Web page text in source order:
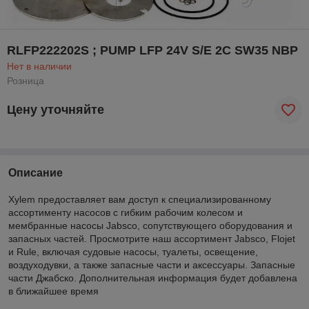
RLFP222202S ; PUMP LFP 24V S/E 2C SW35 NBP
Нет в наличии
Розница
Цену уточняйте
Описание
Xylem предоставляет вам доступ к специализированному
ассортименту насосов с гибким рабочим колесом и
мембранные насосы Jabsco, сопутствующего оборудования и
запасных частей. Просмотрите наш ассортимент Jabsco, Flojet
и Rule, включая судовые насосы, туалеты, освещение,
воздуходувки, а также запасные части и аксессуары. Запасные
части Джабско. Дополнительная информация будет добавлена
в ближайшее время